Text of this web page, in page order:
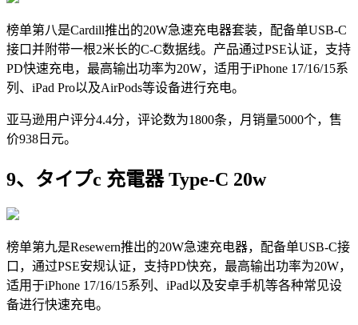
榜单第八是Cardill推出的20W急速充电器套装，配备单USB-C
接口并附带一根2米长的C-C数据线。产品通过PSE认证，支持
PD快速充电，最高输出功率为20W，适用于iPhone 17/16/15系
列、iPad Pro以及AirPods等设备进行充电。
亚马逊用户评分4.4分，评论数为1800条，月销量5000个，售
价938日元。
9、タイプc 充電器 Type-C 20w
榜单第九是Resewern推出的20W急速充电器，配备单USB-C接
口，通过PSE安规认证，支持PD快充，最高输出功率为20W，
适用于iPhone 17/16/15系列、iPad以及安卓手机等各种常见设
备进行快速充电。